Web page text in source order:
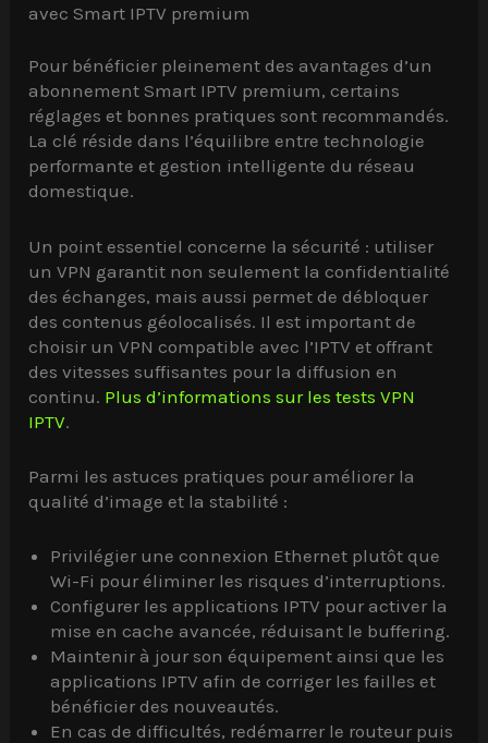
avec Smart IPTV premium
Pour bénéficier pleinement des avantages d’un
abonnement Smart IPTV premium, certains
réglages et bonnes pratiques sont recommandés.
La clé réside dans l’équilibre entre technologie
performante et gestion intelligente du réseau
domestique.
Un point essentiel concerne la sécurité : utiliser
un VPN garantit non seulement la confidentialité
des échanges, mais aussi permet de débloquer
des contenus géolocalisés. Il est important de
choisir un VPN compatible avec l’IPTV et offrant
des vitesses suffisantes pour la diffusion en
continu. Plus d’informations sur les tests VPN
IPTV.
Parmi les astuces pratiques pour améliorer la
qualité d’image et la stabilité :
Privilégier une connexion Ethernet plutôt que
Wi-Fi pour éliminer les risques d’interruptions.
Configurer les applications IPTV pour activer la
mise en cache avancée, réduisant le buffering.
Maintenir à jour son équipement ainsi que les
applications IPTV afin de corriger les failles et
bénéficier des nouveautés.
En cas de difficultés, redémarrer le routeur puis